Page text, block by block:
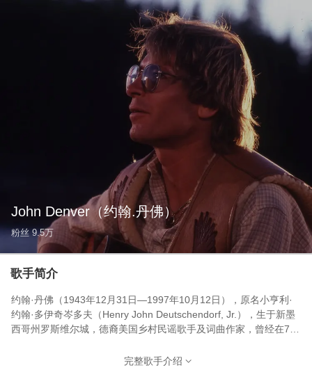
John Denver （约翰.丹佛）
粉丝 9.5万
歌手简介
约翰·丹佛（1943年12月31日—1997年10月12日），原名小亨利·
约翰·多伊奇岑多夫（Henry John Deutschendorf, Jr.），生于新墨
西哥州罗斯维尔城，德裔美国乡村民谣歌手及词曲作家，曾经在70
300首，其中约有一半的歌是由他作曲，他的唱片曾获24次金唱片
完整歌手介绍